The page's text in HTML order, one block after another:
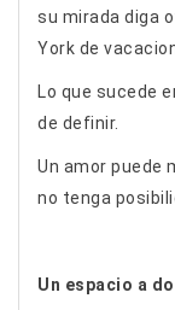
su mirada diga
York de
Lo que sucede
de definir.
Un amor puede
no tenga
Un espacio a